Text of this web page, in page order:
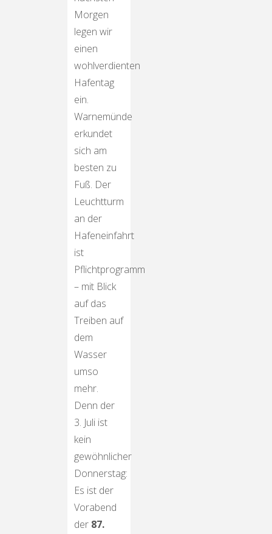
Morgen
legen wir
einen
wohlverdienten
Hafentag
ein.
Warnemünde
erkundet
sich am
besten zu
Fuß. Der
Leuchtturm
an der
Hafeneinfahrt
ist
Pflichtprogramm
– mit Blick
auf das
Treiben auf
dem
Wasser
umso
mehr.
Denn der
3. Juli ist
kein
gewöhnlicher
Donnerstag:
Es ist der
Vorabend
der 87.